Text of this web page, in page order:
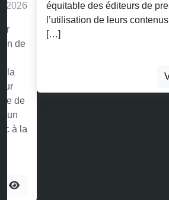
équitable des éditeurs de
l’utilisation de leurs
[…]